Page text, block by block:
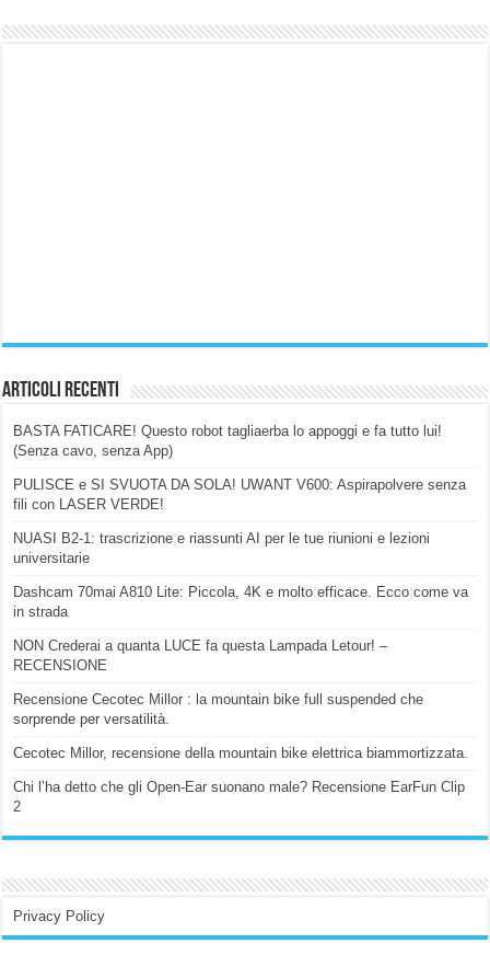
Articoli Recenti
BASTA FATICARE! Questo robot tagliaerba lo appoggi e fa tutto lui!
(Senza cavo, senza App)
PULISCE e SI SVUOTA DA SOLA! UWANT V600: Aspirapolvere senza
fili con LASER VERDE!
NUASI B2-1: trascrizione e riassunti AI per le tue riunioni e lezioni
universitarie
Dashcam 70mai A810 Lite: Piccola, 4K e molto efficace. Ecco come va
in strada
NON Crederai a quanta LUCE fa questa Lampada Letour! –
RECENSIONE
Recensione Cecotec Millor : la mountain bike full suspended che
sorprende per versatilità.
Cecotec Millor, recensione della mountain bike elettrica biammortizzata.
Chi l’ha detto che gli Open-Ear suonano male? Recensione EarFun Clip
2
Privacy Policy